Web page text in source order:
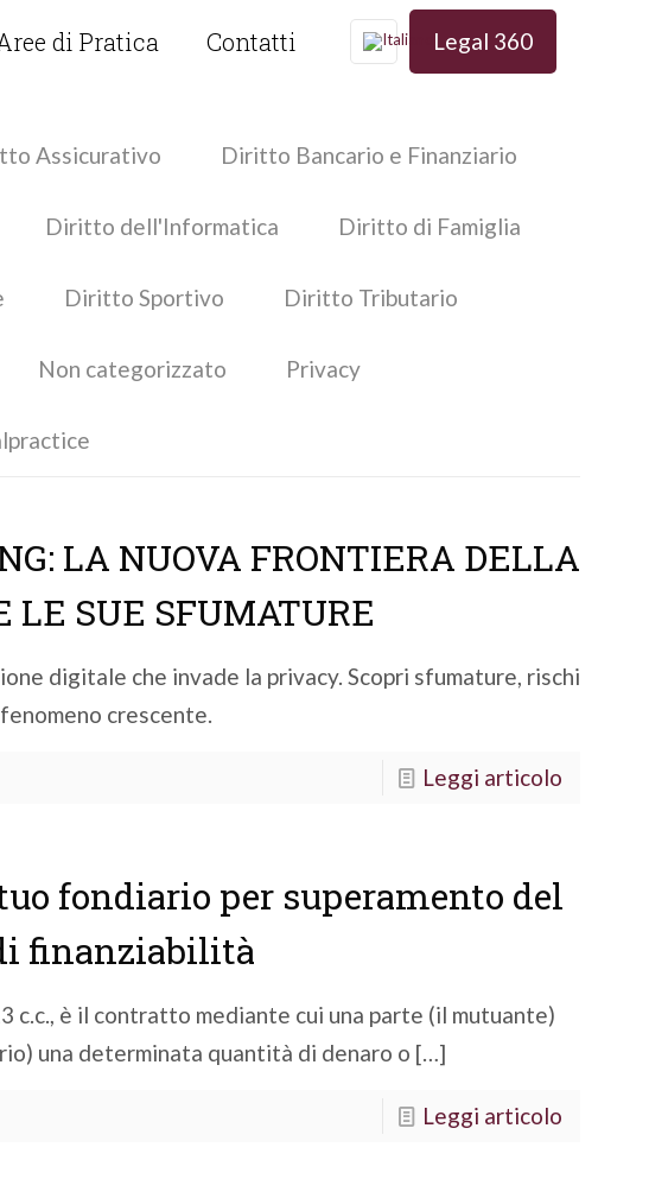
di Pratica Contatti Legal 360
Assicurativo Diritto Bancario e Finanziario
Diritto dell'Informatica Diritto di Famiglia
Diritto Sportivo Diritto Tributario
Non categorizzato Privacy
LA NUOVA FRONTIERA DELLA
LE SUE SFUMATURE
digitale che invade la privacy. Scopri sfumature, rischi
crescente.
Leggi articolo
fondiario per superamento del
finanziabilità
c.c., è il contratto mediante cui una parte (il mutuante)
una determinata quantità di denaro o […]
Leggi articolo